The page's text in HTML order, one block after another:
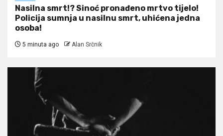
Nasilna smrt!? Sinoć pronađeno mrtvo tijelo!
Policija sumnja u nasilnu smrt, uhićena jedna
osoba!
5 minuta ago Alan Srčnik